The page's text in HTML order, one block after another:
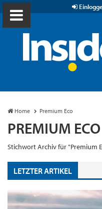
Home Premium Eco
PREMIUM ECO
Stichwort Archiv für "Premium
LETZTER ARTIKEL